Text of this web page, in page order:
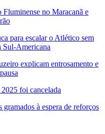
Fluminense no Maracanã e
para escalar o Atlético sem
Sul-Americana
explicam entrosamento e
foi cancelada
à espera de reforços